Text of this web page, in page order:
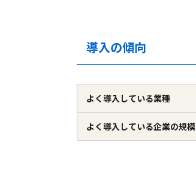
導入の傾向
よく導入している業種
よく導入している企業の規模